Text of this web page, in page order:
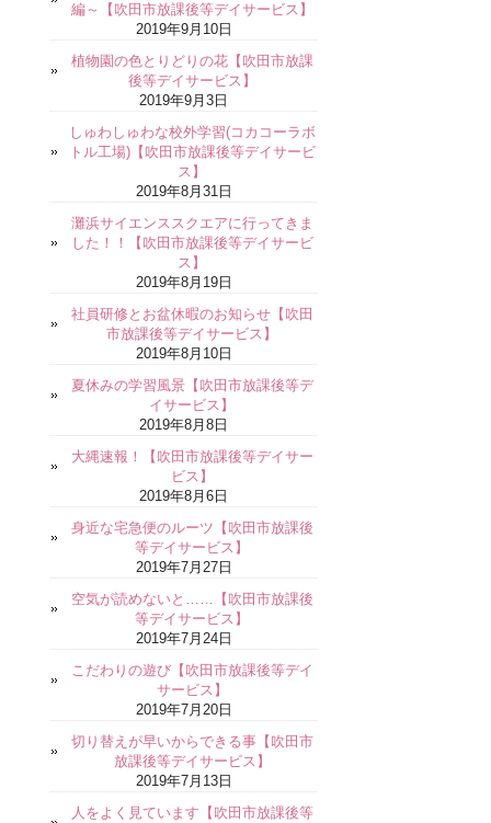
編～【吹田市放課後等デイサービス】
2019年9月10日
植物園の色とりどりの花【吹田市放課
後等デイサービス】
2019年9月3日
しゅわしゅわな校外学習(コカコーラボ
トル工場)【吹田市放課後等デイサービ
ス】
2019年8月31日
灘浜サイエンススクエアに行ってきま
した！！【吹田市放課後等デイサービ
ス】
2019年8月19日
社員研修とお盆休暇のお知らせ【吹田
市放課後等デイサービス】
2019年8月10日
夏休みの学習風景【吹田市放課後等デ
イサービス】
2019年8月8日
大縄速報！【吹田市放課後等デイサー
ビス】
2019年8月6日
身近な宅急便のルーツ【吹田市放課後
等デイサービス】
2019年7月27日
空気が読めないと……【吹田市放課後
等デイサービス】
2019年7月24日
こだわりの遊び【吹田市放課後等デイ
サービス】
2019年7月20日
切り替えが早いからできる事【吹田市
放課後等デイサービス】
2019年7月13日
人をよく見ています【吹田市放課後等